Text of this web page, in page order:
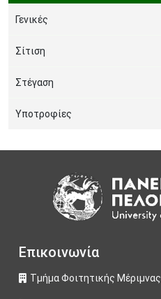
Γενικές
Σίτιση
Στέγαση
Υποτροφίες
Επικοινωνία
Τμήμα Φοιτητικής Μέριμνας